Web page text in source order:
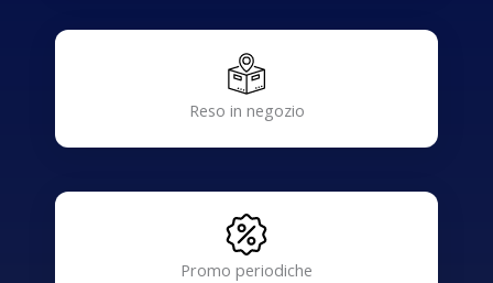
Reso in negozio
Promo periodiche